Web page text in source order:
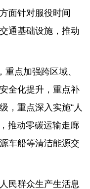
面针对服役时间
通基础设施，推动
点加强跨区域、
全化提升，重点补
，重点深入实施“人
推动零碳运输走廊
车船等清洁能源交
群众生产生活息